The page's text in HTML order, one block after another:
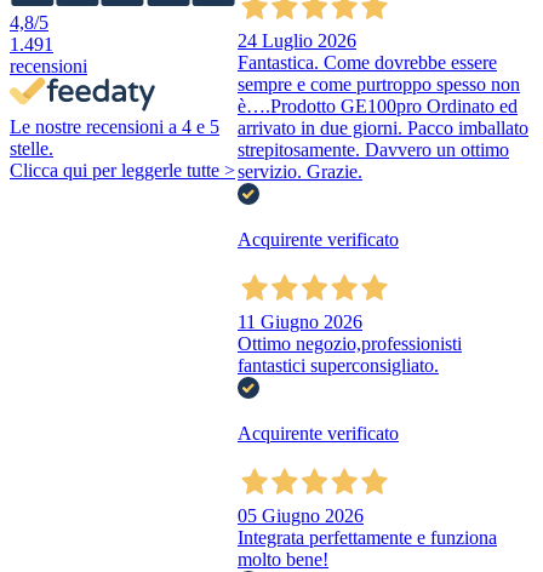
4,8/5
1.491
recensioni
Le nostre recensioni a 4 e 5
stelle.
Clicca qui per leggerle tutte >
24 Luglio 2026
Fantastica. Come dovrebbe essere
sempre e come purtroppo spesso non
è….Prodotto GE100pro Ordinato ed
arrivato in due giorni. Pacco imballato
strepitosamente. Davvero un ottimo
servizio. Grazie.
Acquirente verificato
11 Giugno 2026
Ottimo negozio,professionisti
fantastici superconsigliato.
Acquirente verificato
05 Giugno 2026
Integrata perfettamente e funziona
molto bene!